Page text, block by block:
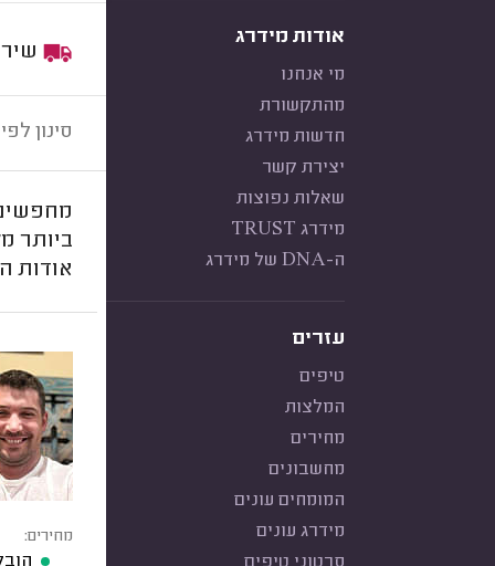
אודות מידרג
מי אנחנו
מהתקשורת
חדשות מידרג
יצירת קשר
שאלות נפוצות
מידרג TRUST
ה-DNA של מידרג
עזרים
טיפים
המלצות
מחירים
מחשבונים
המומחים עונים
מידרג עונים
סינון
ביותר
אודות
מחירים: